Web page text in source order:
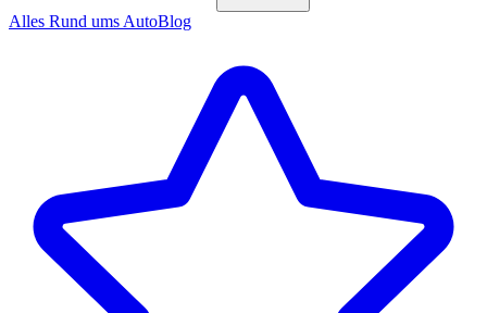
Alles Rund ums AutoBlog